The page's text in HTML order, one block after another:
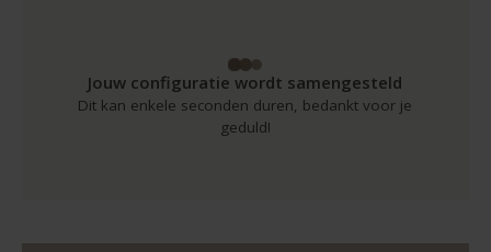
Jouw configuratie wordt samengesteld
Dit kan enkele seconden duren, bedankt voor je
geduld!